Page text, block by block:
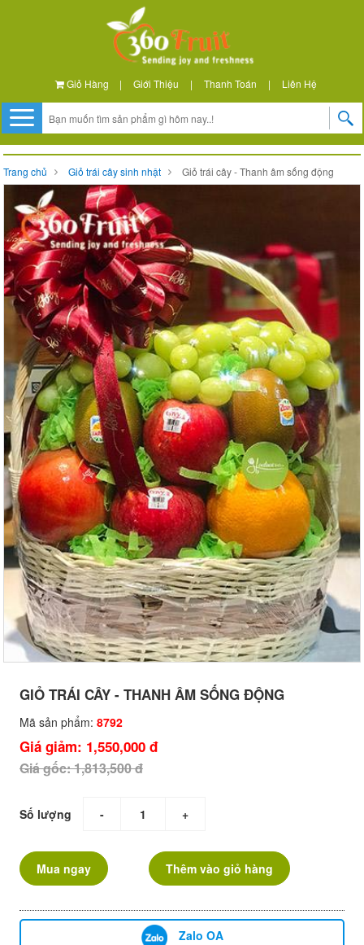
Giỏ Hàng | Giới Thiệu | Thanh Toán | Liên Hệ
Trang chủ Giỏ trái cây sinh nhật Giỏ trái cây - Thanh âm sống động
GIỎ TRÁI CÂY - THANH ÂM SỐNG ĐỘNG
Mã sản phẩm: 8792
Giá giảm: 1,550,000 đ
Giá gốc: 1,813,500 đ
Số lượng - +
Mua ngay Thêm vào giỏ hàng
Zalo OA